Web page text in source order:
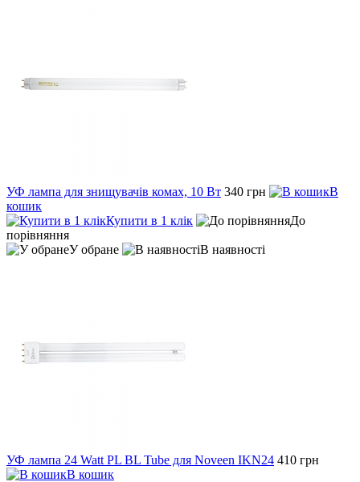
УФ лампа для знищувачів комах, 10 Вт 340 грн
В
кошик
Купити в 1 клік
До
порівняння
У обране
В наявності
УФ лампа 24 Watt PL BL Tube для Noveen IKN24 410 грн
В кошик